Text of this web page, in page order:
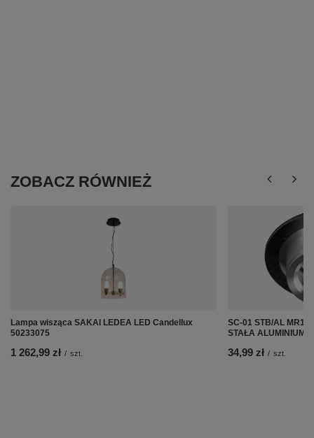
ZOBACZ RÓWNIEŻ
Lampa wisząca SAKAI LEDEA LED Candellux
50233075
1 262,99 zł / szt.
SC-01 STB/AL MR16
STAŁA ALUMINIUM
34,99 zł / szt.